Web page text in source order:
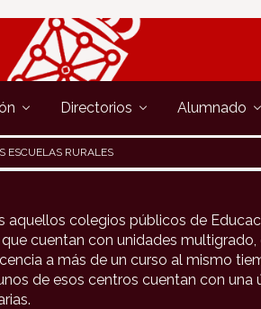
Directorios Alumnado
ESCUELAS RURALES
aquellos colegios públicos de
cuentan con unidades multigrado,
a más de un curso al mismo
de esos centros cuentan con